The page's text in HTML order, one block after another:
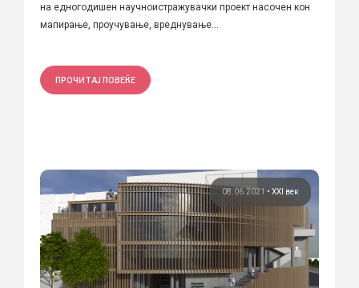
на едногодишен научноистражувачки проект насочен кон
мапирање, проучување, вреднување...
ПРОЧИТАЈ ПОВЕЌЕ
08.06.2021 • XXI век